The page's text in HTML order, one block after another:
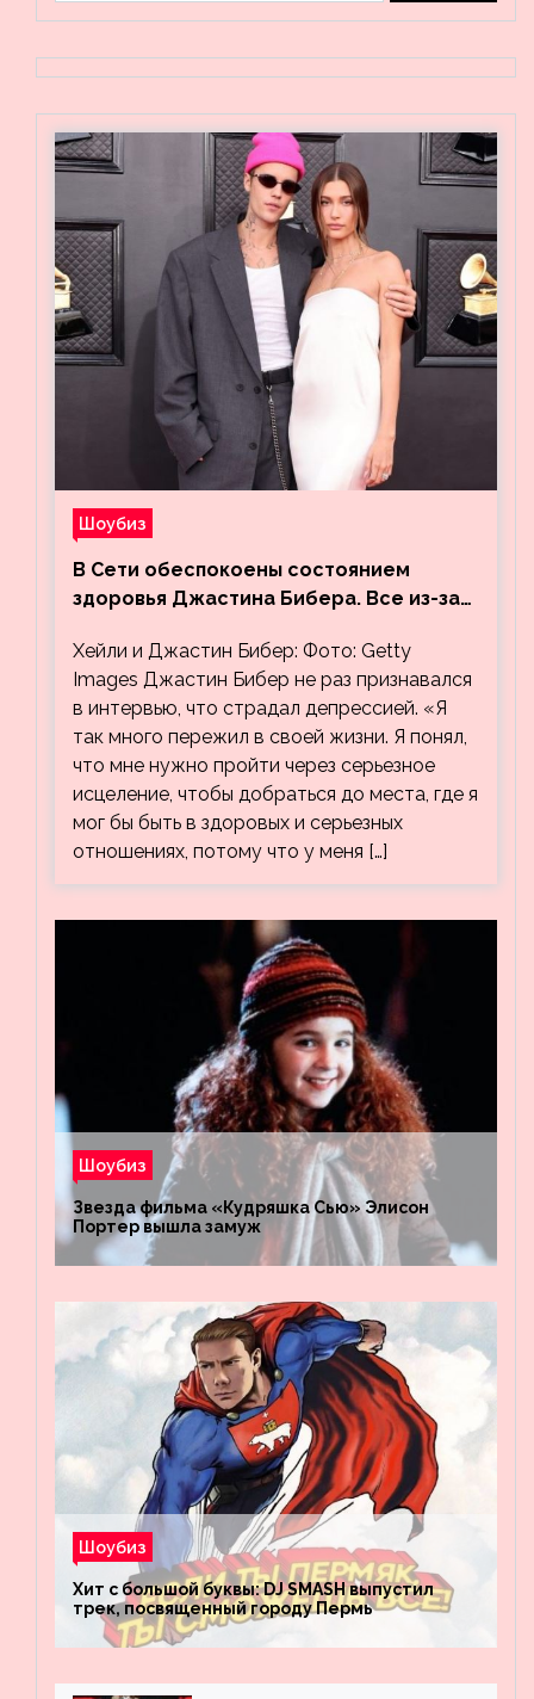
Шоубиз
В Сети обеспокоены состоянием
здоровья Джастина Бибера. Все из-за
Хейли
Хейли и Джастин Бибер: Фото: Getty
Images Джастин Бибер не раз признавался
в интервью, что страдал депрессией. «Я
так много пережил в своей жизни. Я понял,
что мне нужно пройти через серьезное
исцеление, чтобы добраться до места, где я
мог бы быть в здоровых и серьезных
отношениях, потому что у меня […]
Шоубиз
Звезда фильма «Кудряшка Сью» Элисон
Портер вышла замуж
Шоубиз
Хит с большой буквы: DJ SMASH выпустил
трек, посвященный городу Пермь